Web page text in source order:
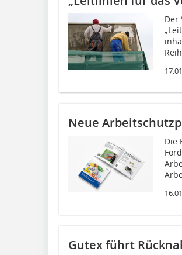
Der
Neue
Die
Gutex führt